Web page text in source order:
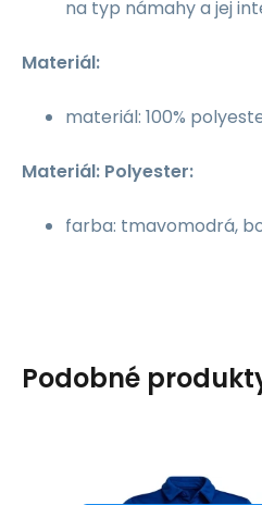
na typ námahy a jej
Materiál:
materiál: 100%
Materiál: Polyester:
farba: tmavomodrá,
Podobné
Kód:i476_785379
Kód dod.:HG6289
10 - 14 dní